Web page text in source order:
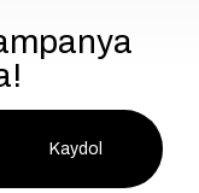
Kaydol